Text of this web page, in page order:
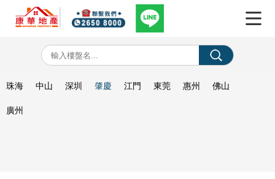
珠海 中山 深圳 肇慶 江門 東莞 惠州 佛山
廣州